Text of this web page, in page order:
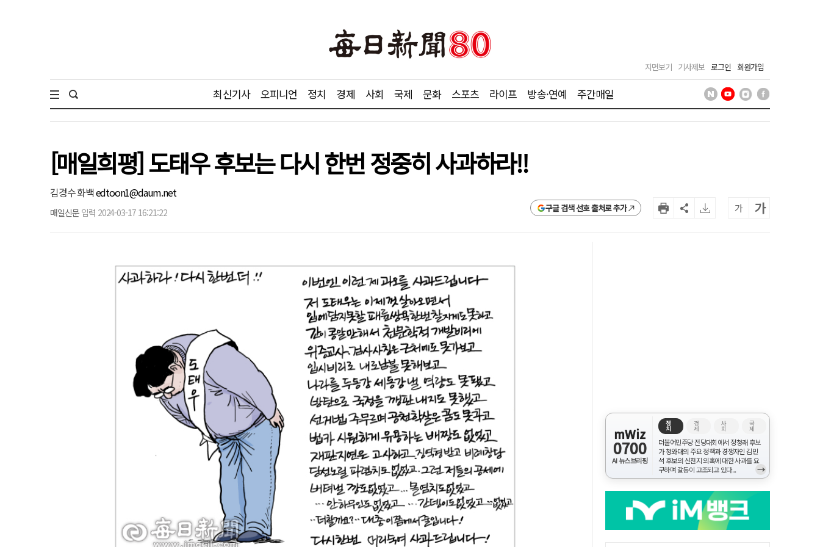
지면보기 기사제보 로그인 회원가입
최신기사 오피니언 정치 경제 사회 국제 문화 스포츠 라이프 방송·연예 주간매일
[매일희평] 도태우 후보는 다시 한번 정중히 사과하라!!
김경수 화백edtoon1@daum.net
매일신문 입력 2024-03-17 16:21:22 구글 검색 선호 출처로 추가 가 가
mWiz
0700
AI 뉴스브리핑
정
치
경
제
사
회
국
제
더불어민주당 전당대회에서 정청래 후보
가 청와대의 주요 정책과 경쟁자인 김민
석 후보의 신천지 의혹에 대한 사과를 요
구하며 갈등이 고조되고 있다...
→